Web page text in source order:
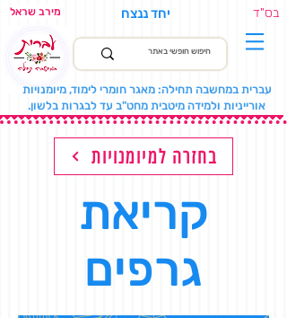
מירב שראל יחד ננצח בס"ד
עברית במחשבה תחילה: מאגר חומרי לימוד, מיומנויות
אורייניות ולמידה מיטבית מחט"ב עד לבגרות בלשון.
בחזרה למיומנויות
קריאת
גרפים